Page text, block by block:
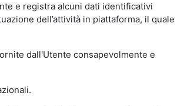
e registra alcuni dati identificativi
dell’attività in piattaforma, il quale
dall'Utente consapevolmente e